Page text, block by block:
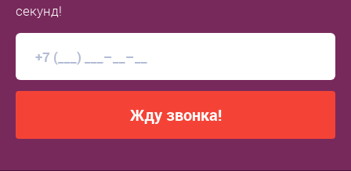
секунд!
Жду звонка!